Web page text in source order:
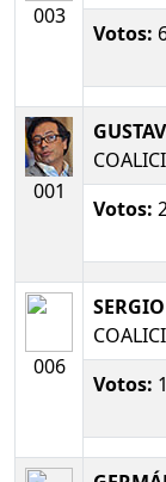
003
Votos:
001
Votos:
006
Votos: